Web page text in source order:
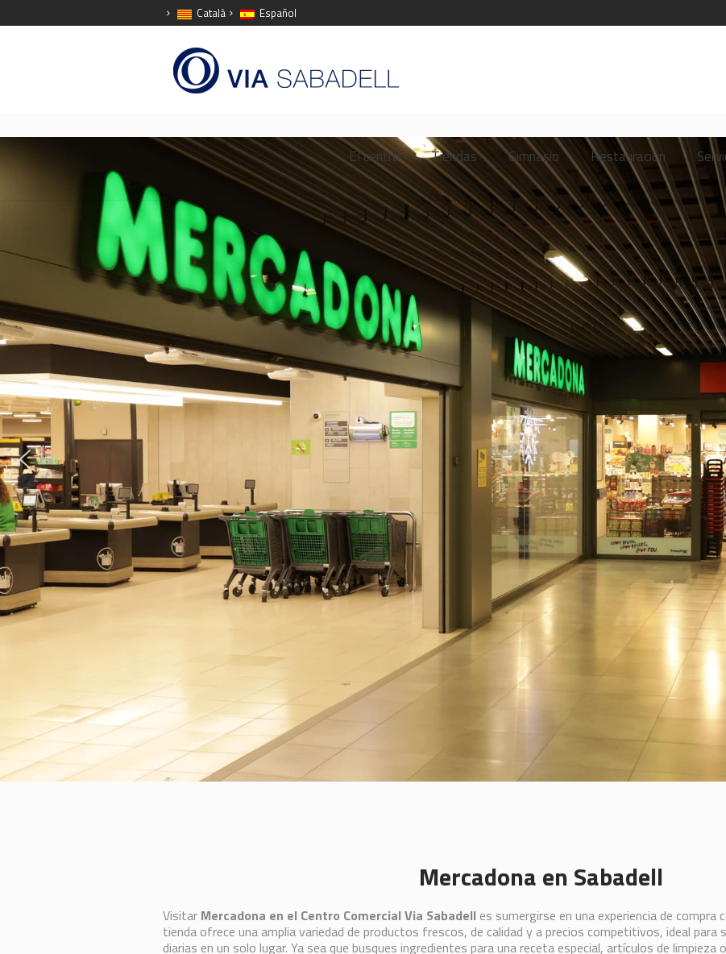
Català Español
El centro Tiendas Gimnasio Restauración
Mercadonaen Sabadell
Visitar Mercadona en el Centro Comercial Via Sabadell es sumergirse en una experiencia de
tienda ofrece una amplia variedad de productos frescos, de calidad y a precios competitivos, ideal
diarias en un solo lugar. Ya sea que busques ingredientes para una receta especial, artículos de limpieza